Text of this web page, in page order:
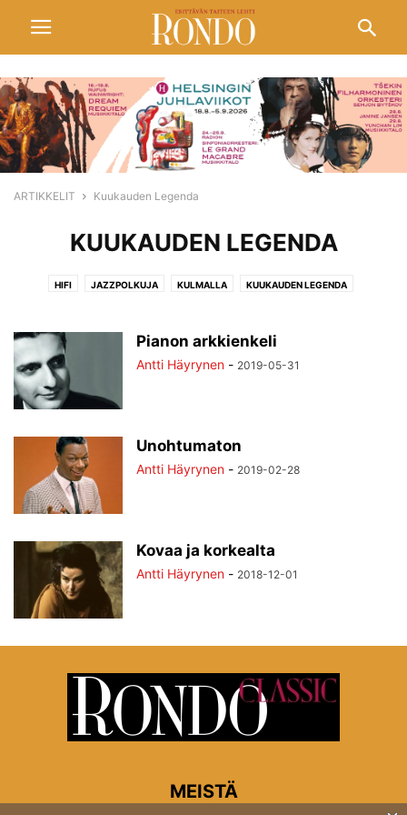
ARTIKKELIT Kuukauden Legenda
KUUKAUDEN LEGENDA
HIFI JAZZPOLKUJA KULMALLA KUUKAUDEN LEGENDA
SIVUSILMINPianon arkkienkeli
Antti Häyrynen - 2019-05-31
Unohtumaton
Antti Häyrynen - 2019-02-28
Kovaa ja korkealta
Antti Häyrynen - 2018-12-01
MEISTÄ